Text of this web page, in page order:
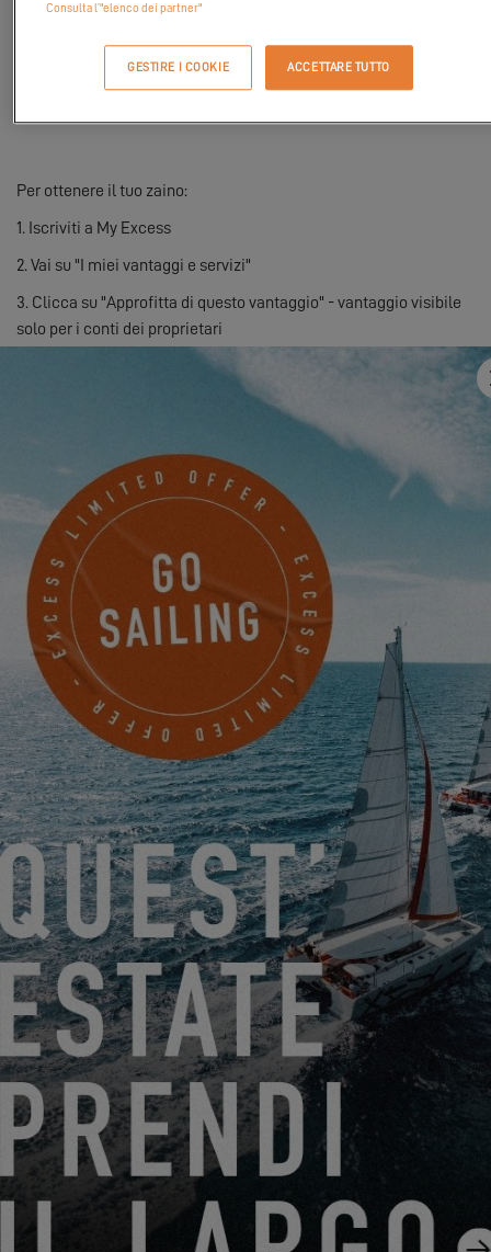
Se sei già proprietario di un catamarano Excess ma non sei
riceverai uno zainoMusto. Questo zaino impermeabile da 25 litri,
del valore di 90 €, è il compagno ideale per tutte le tue avventure
Per ottenere il tuo zaino:
1. Iscriviti a My Excess
2. Vai su "I miei vantaggi e servizi"
3. Clicca su "Approfitta di questo vantaggio" - vantaggio visibile
solo per i conti dei proprietari
Il tuo zaino sarà spedito all'indirizzo indicato nel tuo profilo.
My Excessoggi stesso e goditi il tuo zaino Musto!
Ci vediamo presto su My Excess!
PRESENTAZIONE DEL TEAM – HAROUNA, CONTROLLORE
DEL BACINO
23.09.24
CREW PRESENTATION – DAVID, SPECIALISTA IN
ACCASTILLAMENTO
Consulta l’"elenco dei partner"
GESTIRE I COOKIE ACCETTARE TUTTO